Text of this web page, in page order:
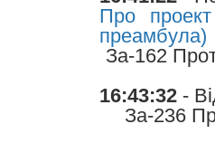
Про
преамбула)
За-162
16:43:32 -
За-236